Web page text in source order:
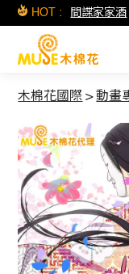
HOT : 間諜家家酒
木棉花國際 >動畫